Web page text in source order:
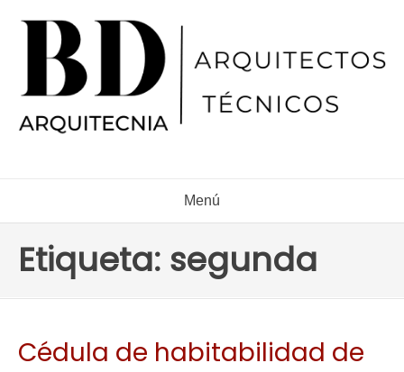
contenido
Menú
Etiqueta: segunda
Cédula de habitabilidad de